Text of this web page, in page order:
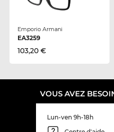
Emporio Armani
EA3259
103,20 €
VOUS AVEZ
Lun-ven 9h-18h